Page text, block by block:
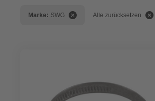
Marke: SWG Alle zurücksetzen